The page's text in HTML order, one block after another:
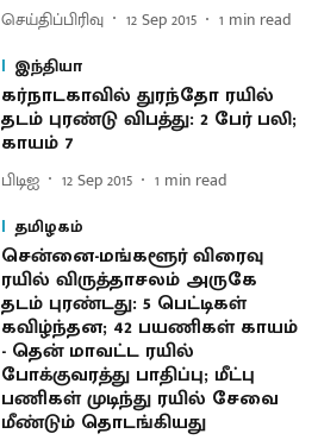
செய்திப்பிரிவு 12 Sep 2015 1 min read
இந்தியா
கர்நாடகாவில் துரந்தோ ரயில்
தடம் புரண்டு விபத்து: 2 பேர் பலி;
காயம் 7
பிடிஐ 12 Sep 2015 1 min read
தமிழகம்
சென்னை-மங்களூர் விரைவு
ரயில் விருத்தாசலம் அருகே
தடம் புரண்டது : 5 பெட்டிகள்
கவிழ்ந்தன; 42 பயணிகள் காயம்
- தென் மாவட்ட ரயில்
போக்குவரத்து பாதிப்பு; மீட்பு
பணிகள் முடிந்து ரயில் சேவை
மீண்டும் தொடங்கியது